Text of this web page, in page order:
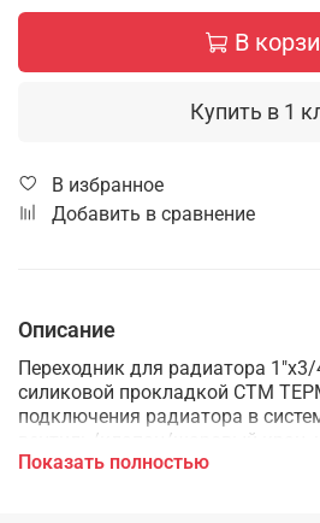
В
Купить в 1
В избранное
Добавить в сравнение
Описание
Переходник для радиатора
силиковой прокладкой СТМ
подключения радиатора в
вентиль/клапан/шаровый
дюйма. Переходинк для
Показать полностью